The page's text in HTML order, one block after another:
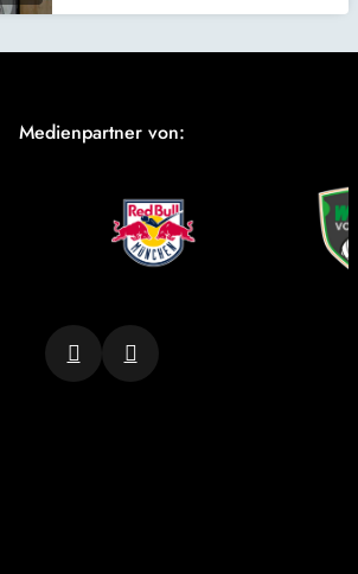
Medienpartner von: